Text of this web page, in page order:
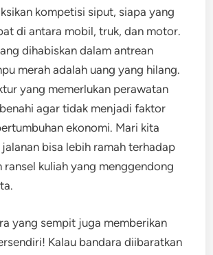
kompetisi siput, siapa yang
di antara mobil, truk, dan motor.
dihabiskan dalam antrean
merah adalah uang yang hilang.
yang memerlukan perawatan
agar tidak menjadi faktor
ekonomi. Mari kita
bisa lebih ramah terhadap
ransel kuliah yang menggendong
yang sempit juga memberikan
Kalau bandara diibaratkan